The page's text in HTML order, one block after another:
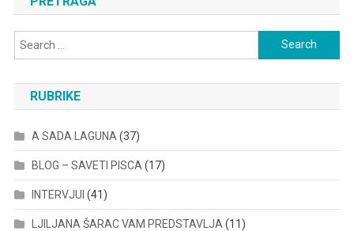
Search
for:
RUBRIKE
A SADA LAGUNA (37)
BLOG – SAVETI PISCA (17)
INTERVJUI (41)
LJILJANA ŠARAC VAM PREDSTAVLJA (11)